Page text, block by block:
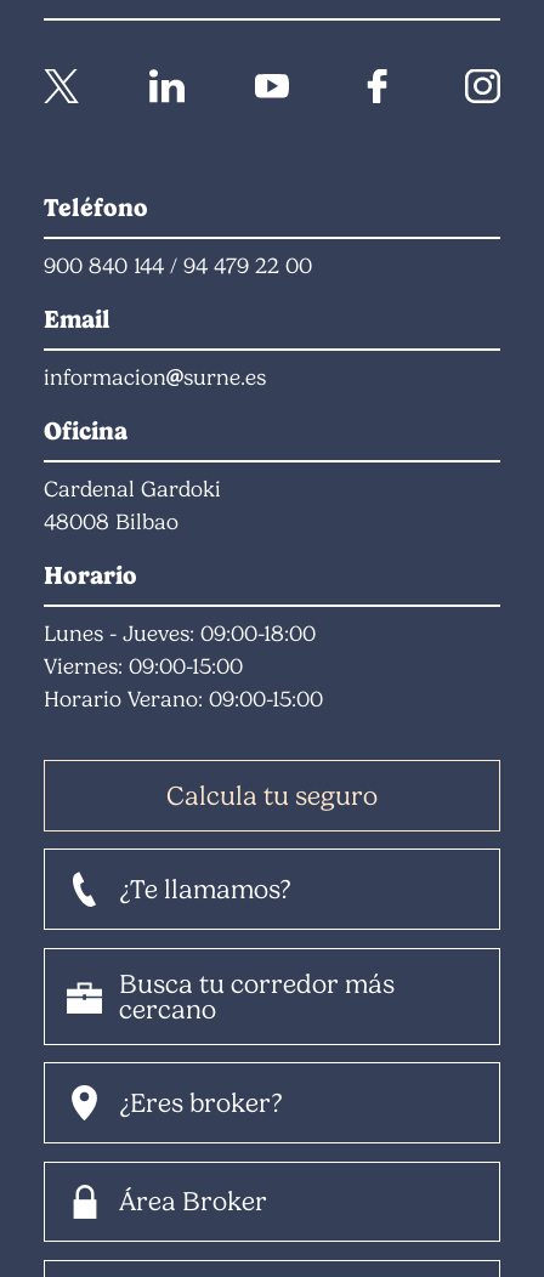
Teléfono
900 840 144 / 94 479 22 00
Email
informacion surne.es
Oficina
Cardenal Gardoki
48008 Bilbao
Horario
Lunes - Jueves: 09:00-18:00
Viernes: 09:00-15:00
Horario Verano: 09:00-15:00
Calcula tu seguro
¿Te llamamos?
Busca tu corredor más
cercano
¿Eres broker?
Área Broker